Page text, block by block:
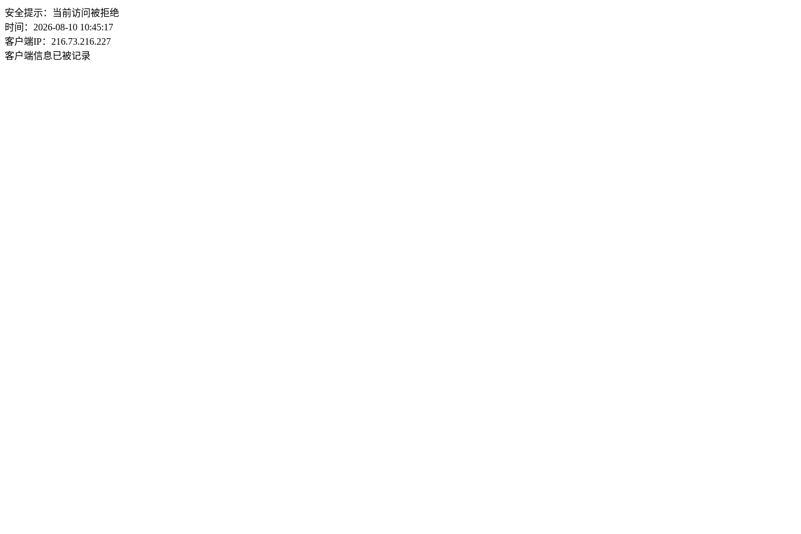
安全提示：当前访问被拒绝
时间：2026-08-10 10:45:17
客户端IP：216.73.216.227
客户端信息已被记录